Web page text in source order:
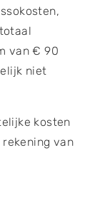
van € 90
niet
kosten
van